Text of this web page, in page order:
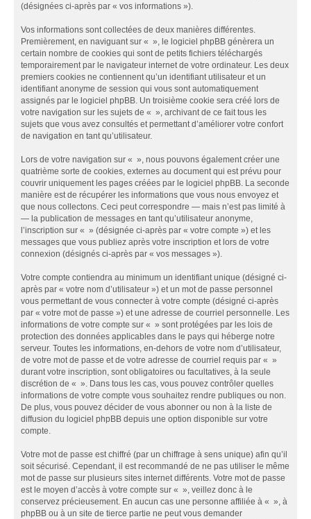
(désignées ci-après par « vos informations »).
Vos informations sont collectées de deux manières différentes.
Premièrement, en naviguant sur « », le logiciel phpBB génèrera un
certain nombre de cookies qui sont de petits fichiers téléchargés
temporairement par le navigateur internet de votre ordinateur. Les deux
premiers cookies ne contiennent qu’un identifiant utilisateur et un
identifiant anonyme de session qui vous sont automatiquement
assignés par le logiciel phpBB. Un troisième cookie sera créé lors de
votre navigation sur les sujets de « », archivant de ce fait tous les
sujets que vous avez consultés et permettant d’améliorer votre confort
de navigation en tant qu’utilisateur.
Lors de votre navigation sur « », nous pouvons également créer une
quatrième sorte de cookies, externes au document qui est prévu pour
couvrir uniquement les pages créées par le logiciel phpBB. La seconde
manière est de récupérer les informations que vous nous envoyez et
que nous collectons. Ceci peut correspondre — mais n’est pas limité à
— la publication de messages en tant qu’utilisateur anonyme,
l’inscription sur « » (désignée ci-après par « votre compte ») et les
messages que vous publiez après votre inscription et lors de votre
connexion (désignés ci-après par « vos messages »).
Votre compte contiendra au minimum un identifiant unique (désigné ci-
après par « votre nom d’utilisateur ») et un mot de passe personnel
vous permettant de vous connecter à votre compte (désigné ci-après
par « votre mot de passe ») et une adresse de courriel personnelle. Les
informations de votre compte sur « » sont protégées par les lois de
protection des données applicables dans le pays qui héberge notre
serveur. Toutes les informations, en-dehors de votre nom d’utilisateur,
de votre mot de passe et de votre adresse de courriel requis par « »
durant votre inscription, sont obligatoires ou facultatives, à la seule
discrétion de « ». Dans tous les cas, vous pouvez contrôler quelles
informations de votre compte vous souhaitez rendre publiques ou non.
De plus, vous pouvez décider de vous abonner ou non à la liste de
diffusion du logiciel phpBB depuis une option disponible sur votre
compte.
Votre mot de passe est chiffré (par un chiffrage à sens unique) afin qu’il
soit sécurisé. Cependant, il est recommandé de ne pas utiliser le même
mot de passe sur plusieurs sites internet différents. Votre mot de passe
est le moyen d’accès à votre compte sur « », veillez donc à le
conservez précieusement. En aucun cas une personne affiliée à « », à
phpBB ou à un site de tierce partie ne peut vous demander